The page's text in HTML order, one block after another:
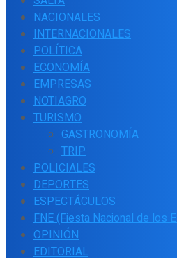
NACIONALES
INTERNACIONALES
POLÍTICA
ECONOMÍA
EMPRESAS
NOTIAGRO
TURISMO
GASTRONOMÍA
TRIP
POLICIALES
DEPORTES
ESPECTÁCULOS
FNE (Fiesta Nacional de los
OPINIÓN
EDITORIAL